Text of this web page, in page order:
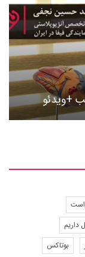
+ویدئو
است
داریم
بوتاکس